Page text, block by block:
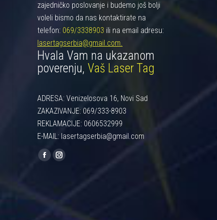
zajedničko poslovanje i budemo još bolji
voleli bismo da nas kontaktirate na
telefon: 069/3338903 ili na email adresu:
lasertagserbia@gmail.com.
Hvala Vam na ukazanom
poverenju, Vaš Laser Tag
ADRESA: Venizelosova 16, Novi Sad
ZAKAZIVANJE: 069/333-8903
REKLAMACIJE: 0606532999
E-MAIL: lasertagserbia@gmail.com
Find us on:
FacebookInstagram